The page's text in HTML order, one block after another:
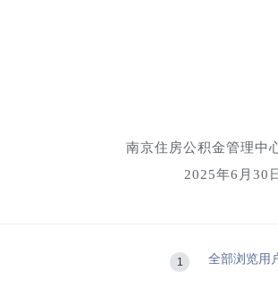
南京住房公积金管理中
2025年6月30
1 全部浏览用